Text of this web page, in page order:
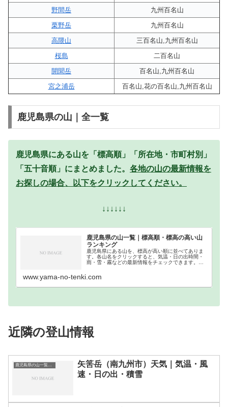
野間岳
九州百名山
栗野岳
九州百名山
高隈山
三百名山,九州百名山
桜島
二百名山
開聞岳
百名山,九州百名山
宮之浦岳
百名山,花の百名山,九州百名山
鹿児島県の山｜全一覧
鹿児島県にある山を「標高順」「所在地・市町村別」
「五十音順」にまとめました。 各地の山の最新情報を
お探しの場合、以下をクリックしてください。
↓↓↓↓↓↓
鹿児島県の山一覧｜標高順・標高の高い山
ランキング
鹿児島県にある山を、標高が高い順に並べてありま
す。各山名をクリックすると、気温・日の出時間・
雨・雪・霧などの最新情報をチェックできます。鹿
www.yama-no-tenki.com
近隣の登山情報
鹿児島県の山一覧｜標高順・標高の高い山ランキング
矢筈岳（南九州市）天気｜気温・風
速・日の出・積雪